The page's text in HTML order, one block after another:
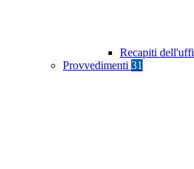
Recapiti
Provvedimenti 31